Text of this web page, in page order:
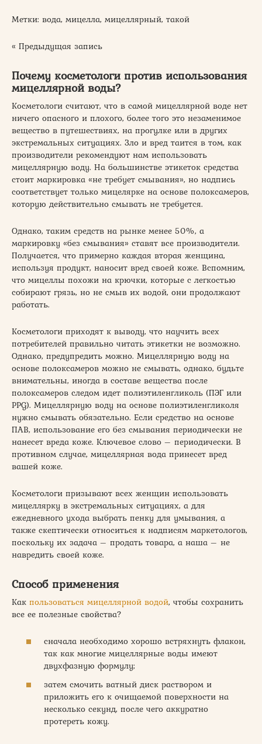
Метки: вода, мицелла, мицеллярный, такой
« Предыдущая запись
Почему косметологи против использования
мицеллярной воды?
Косметологи считают, что в самой мицеллярной воде нет
ничего опасного и плохого, более того это незаменимое
вещество в путешествиях, на прогулке или в других
экстремальных ситуациях. Зло и вред таится в том, как
производители рекомендуют нам использовать
мицеллярную воду. На большинстве этикеток средства
стоит маркировка «не требует смывания», но надпись
соответствует только мицелярке на основе полоксамеров,
которую действительно смывать не требуется.
Однако, таким средств на рынке менее 50%, а
маркировку «без смывания» ставят все производители.
Получается, что примерно каждая вторая женщина,
используя продукт, наносит вред своей коже. Вспомним,
что мицеллы похожи на крючки, которые с легкостью
собирают грязь, но не смыв их водой, они продолжают
работать.
Косметологи приходят к выводу, что научить всех
потребителей правильно читать этикетки не возможно.
Однако, предупредить можно. Мицеллярную воду на
основе полоксамеров можно не смывать, однако, будьте
внимательны, иногда в составе вещества после
полоксамеров следом идет полиэтиленгликоль (ПЭГ или
PPG). Мицеллярную воду на основе полиэтиленгликоля
нужно смывать обязательно. Если средство на основе
ПАВ, использование его без смывания периодически не
нанесет вреда коже. Ключевое слово – периодически. В
противном случае, мицеллярная вода принесет вред
вашей коже.
Косметологи призывают всех женщин использовать
мицеллярку в экстремальных ситуациях, а для
ежедневного ухода выбрать пенку для умывания, а
также скептически относиться к надписям маркетологов,
поскольку их задача – продать товара, а наша – не
навредить своей коже.
Способ применения
Как пользоваться мицеллярной водой, чтобы сохранить
все ее полезные свойства?
сначала необходимо хорошо встряхнуть флакон,
так как многие мицеллярные воды имеют
двухфазную формулу;
затем смочить ватный диск раствором и
приложить его к очищаемой поверхности на
несколько секунд, после чего аккуратно
протереть кожу.